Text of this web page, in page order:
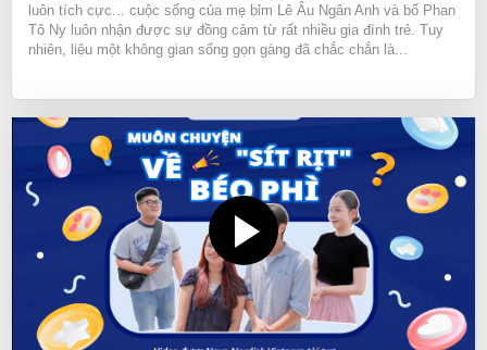
luôn tích cực... cuộc sống của mẹ bỉm Lê Âu Ngân Anh và bố Phan
Tô Ny luôn nhận được sự đồng cảm từ rất nhiều gia đình trẻ. Tuy
nhiên, liệu một không gian sống gọn gàng đã chắc chắn là...